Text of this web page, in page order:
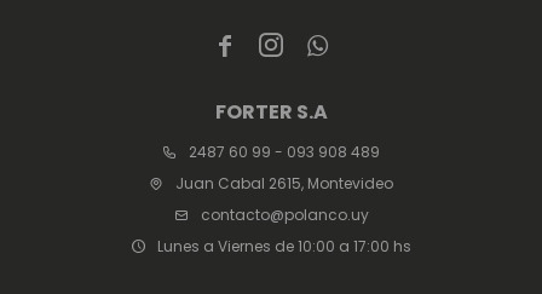
  
FORTER S.A
2487 60 99 - 093 908 489
Juan Cabal 2615, Montevideo
contacto@polanco.uy
Lunes a Viernes de 10:00 a 17:00 hs